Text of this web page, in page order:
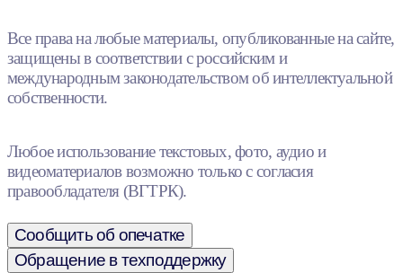
Все права на любые материалы, опубликованные на сайте,
защищены в соответствии с российским и
международным законодательством об интеллектуальной
собственности.
Любое использование текстовых, фото, аудио и
видеоматериалов возможно только с согласия
правообладателя (ВГТРК).
Сообщить об опечатке
Обращение в техподдержку